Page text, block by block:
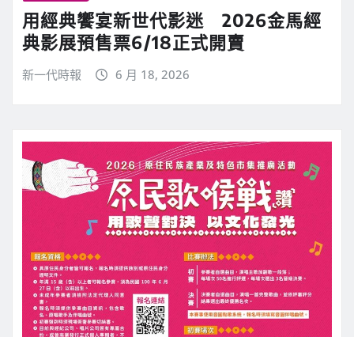
用經典饗宴新世代影迷 2026金馬經
典影展預售票6/18正式開賣
新一代時報 6 月 18, 2026